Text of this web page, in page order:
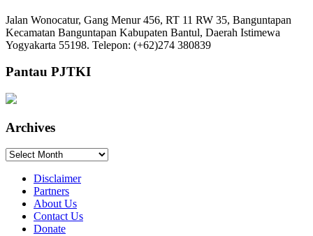
Jalan Wonocatur, Gang Menur 456, RT 11 RW 35, Banguntapan
Kecamatan Banguntapan Kabupaten Bantul, Daerah Istimewa
Yogyakarta 55198. Telepon: (+62)274 380839
Pantau PJTKI
Archives
Archives
Disclaimer
Partners
About Us
Contact Us
Donate